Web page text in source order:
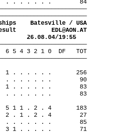
. . . . . . .
84
Batesville / USA
EDL@AON.AT
26.08.04/19:55
6 5 4 3 2 1 0 DF
TOT
1 . . . . . .
256
. . . . . . .
90
1 . . . . . .
83
. . . . . . .
83
5 1 1 . 2 . 4
183
2 . 1 . 2 . 4
27
. . . . . . .
85
3 1 . . . . .
71